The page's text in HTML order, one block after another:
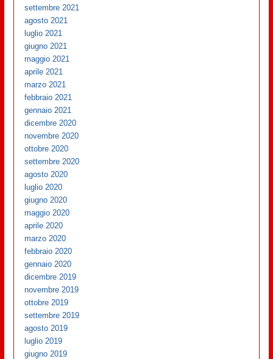
settembre 2021
agosto 2021
luglio 2021
giugno 2021
maggio 2021
aprile 2021
marzo 2021
febbraio 2021
gennaio 2021
dicembre 2020
novembre 2020
ottobre 2020
settembre 2020
agosto 2020
luglio 2020
giugno 2020
maggio 2020
aprile 2020
marzo 2020
febbraio 2020
gennaio 2020
dicembre 2019
novembre 2019
ottobre 2019
settembre 2019
agosto 2019
luglio 2019
giugno 2019